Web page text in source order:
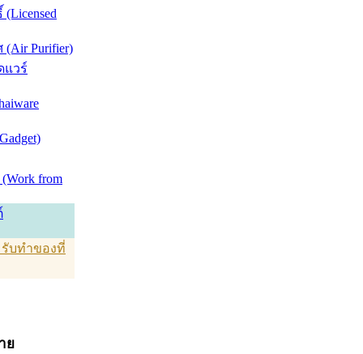
Purifier)
แวร์
from
บทำของที่
ย